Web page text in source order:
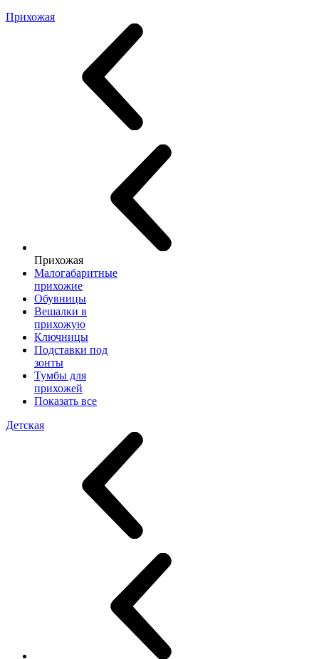
Прихожая
Прихожая
Малогабаритные
прихожие
Обувницы
Вешалки в
прихожую
Ключницы
Подставки под
зонты
Тумбы для
прихожей
Показать все
Детская